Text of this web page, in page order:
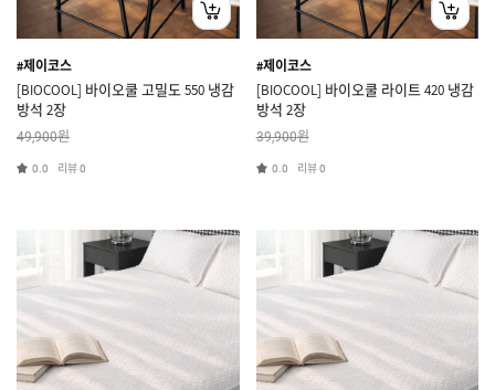
#제이코스
[BIOCOOL] 바이오쿨 고밀도 550 냉감
방석 2장
49,900원
0.0 리뷰0
#제이코스
[BIOCOOL] 바이오쿨 라이트 420 냉감
방석 2장
39,900원
0.0 리뷰0